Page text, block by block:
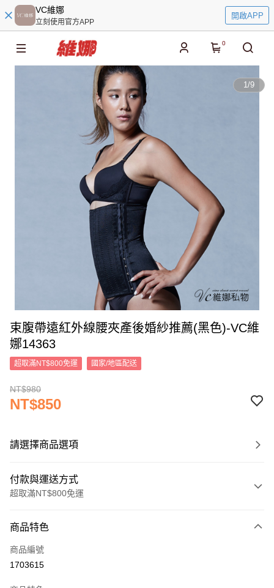
VC維娜
立刻使用官方APP
開啟APP
0
1/9
束腹帶遠紅外線腰夾產後婚紗推薦(黑色)-VC維
娜14363
超取滿NT$800免運 國家/地區配送
NT$980
NT$850
請選擇商品選項
付款與運送方式
超取滿NT$800免運
信用卡一次付款
信用卡分期付款
商品特色
商品編號
1703615